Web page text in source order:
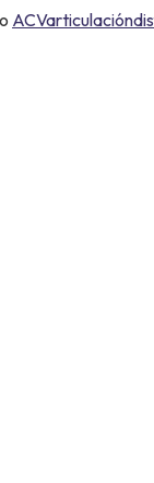
ACVarticulación